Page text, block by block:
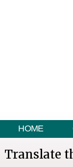
HOME
Translate